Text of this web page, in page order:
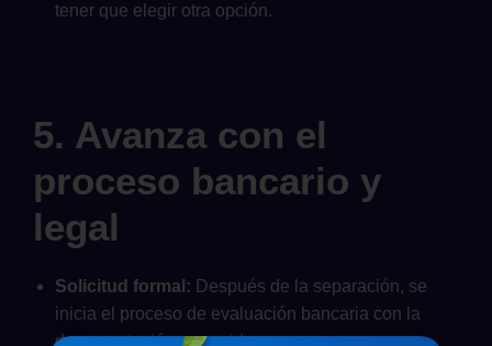
tener que elegir otra opción.
5. Avanza con el
proceso bancario y
legal
Solicitud formal: Después de la separación, se
inicia el proceso de evaluación bancaria con la
documentación requerida.